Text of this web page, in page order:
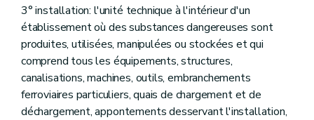
3° installation: l'unité technique à l'intérieur d'un
établissement où des substances dangereuses sont
produites, utilisées, manipulées ou stockées et qui
comprend tous les équipements, structures,
canalisations, machines, outils, embranchements
ferroviaires particuliers, quais de chargement et de
déchargement, appontements desservant l'installation,